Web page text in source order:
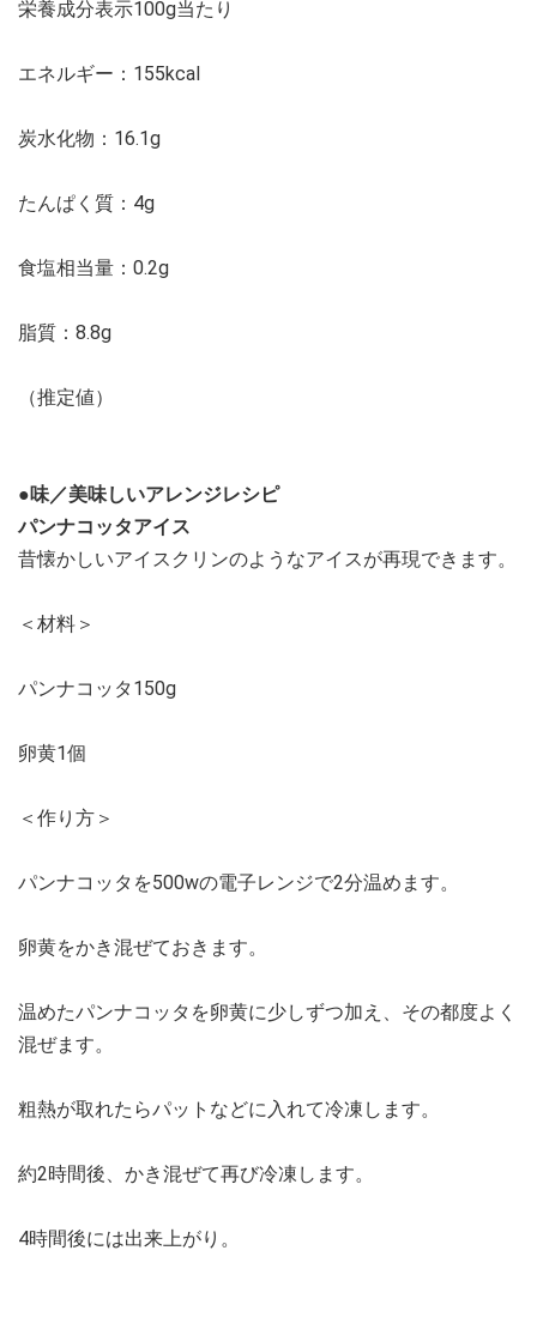
栄養成分表示100g当たり
エネルギー：155kcal
炭水化物：16.1g
たんぱく質：4g
食塩相当量：0.2g
脂質：8.8g
（推定値）
●味／美味しいアレンジレシピ
パンナコッタアイス
昔懐かしいアイスクリンのようなアイスが再現できます。
＜材料＞
パンナコッタ150g
卵黄1個
＜作り方＞
パンナコッタを500wの電子レンジで2分温めます。
卵黄をかき混ぜておきます。
温めたパンナコッタを卵黄に少しずつ加え、その都度よく
混ぜます。
粗熱が取れたらパットなどに入れて冷凍します。
約2時間後、かき混ぜて再び冷凍します。
4時間後には出来上がり。